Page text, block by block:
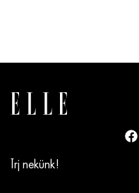
Írj nekünk!